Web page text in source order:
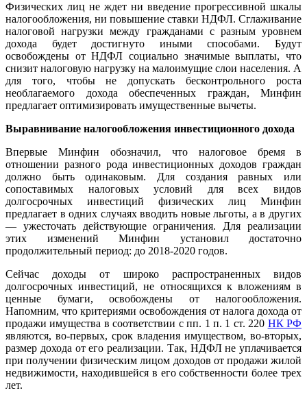
Физических лиц не ждет ни введение прогрессивной шкалы
налогообложения, ни повышение ставки НДФЛ. Сглаживание
налоговой нагрузки между гражданами с разным уровнем
дохода будет достигнуто иными способами. Будут
освобождены от НДФЛ социально значимые выплаты, что
снизит налоговую нагрузку на малоимущие слои населения. А
для того, чтобы не допускать бесконтрольного роста
необлагаемого дохода обеспеченных граждан, Минфин
предлагает оптимизировать имущественные вычеты.
Выравнивание налогообложения инвестиционного дохода
Впервые Минфин обозначил, что налоговое бремя в
отношении разного рода инвестиционных доходов граждан
должно быть одинаковым. Для создания равных или
сопоставимых налоговых условий для всех видов
долгосрочных инвестиций физических лиц Минфин
предлагает в одних случаях вводить новые льготы, а в других
— ужесточать действующие ограничения. Для реализации
этих изменений Минфин установил достаточно
продолжительный период: до 2018-2020 годов.
Сейчас доходы от широко распространенных видов
долгосрочных инвестиций, не относящихся к вложениям в
ценные бумаги, освобождены от налогообложения.
Напомним, что критериями освобождения от налога дохода от
продажи имущества в соответствии с пп. 1 п. 1 ст. 220 НК РФ
являются, во-первых, срок владения имуществом, во-вторых,
размер дохода от его реализации. Так, НДФЛ не уплачивается
при получении физическим лицом доходов от продажи жилой
недвижимости, находившейся в его собственности более трех
лет.